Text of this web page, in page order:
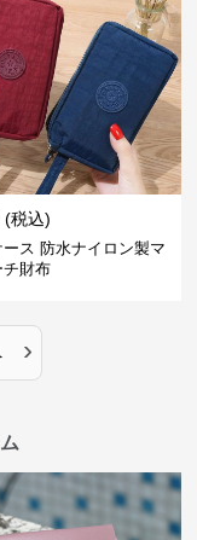
(税込)
ース 防水ナイロン製マ
チ財布
›